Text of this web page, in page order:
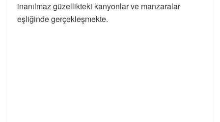
inanılmaz güzellikteki kanyonlar ve manzaralar
eşliğinde gerçekleşmekte.